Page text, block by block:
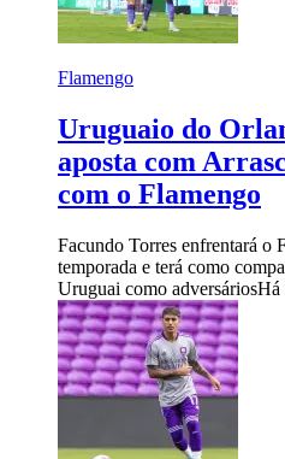
Flamengo
Uruguaio do
aposta com
com o Flamengo
Facundo Torres enfrentará o
temporada e terá como
Uruguai como adversáriosHá